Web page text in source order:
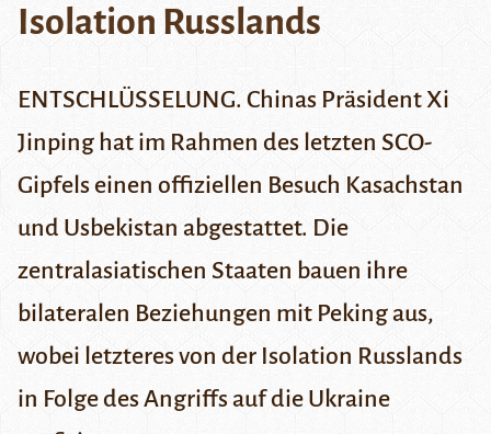
Isolation Russlands
ENTSCHLÜSSELUNG. Chinas Präsident Xi
Jinping hat im Rahmen des letzten SCO-
Gipfels einen offiziellen Besuch Kasachstan
und Usbekistan abgestattet. Die
zentralasiatischen Staaten bauen ihre
bilateralen Beziehungen mit Peking aus,
wobei letzteres von der Isolation Russlands
in Folge des Angriffs auf die Ukraine